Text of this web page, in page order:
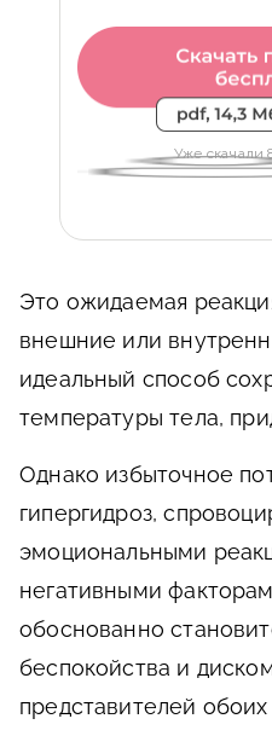
Уже скачали
Это ожидаемая
внешние или
идеальный способ
температуры тела,
Однако избыточное
гипергидроз,
эмоциональными
негативными
обоснованно
беспокойства и
представителей